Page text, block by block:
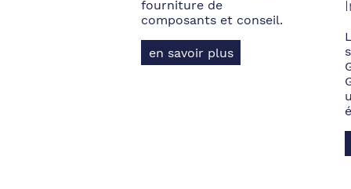
fourniture de
composants et conseil.
en savoir plus